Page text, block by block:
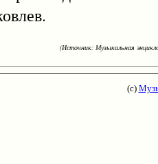
(Источник: Музыкальная
(с)